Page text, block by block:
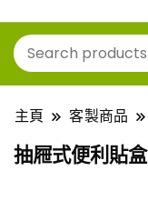
主頁 客製商品
抽屜式便利貼盒